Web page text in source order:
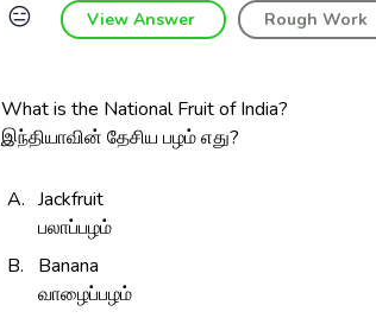
😑 View Answer Rough Work
What is the National Fruit of India?
இந்தியாவின் தேசிய பழம் எது?
A. Jackfruit
பலாப்பழம்
B.
Banana
வாழைப்பழம்